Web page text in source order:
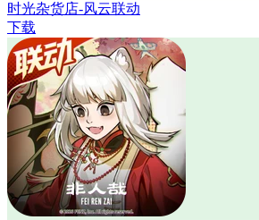
时光杂货店-风云联动
下载